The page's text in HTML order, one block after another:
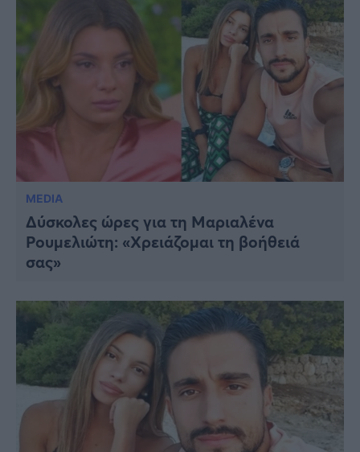
MEDIA
Δύσκολες ώρες για τη Μαριαλένα
Ρουμελιώτη: «Χρειάζομαι τη βοήθειά
σας»